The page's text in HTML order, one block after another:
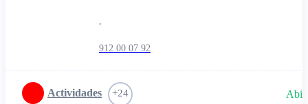
,
912 00 07 92
Actividades +24